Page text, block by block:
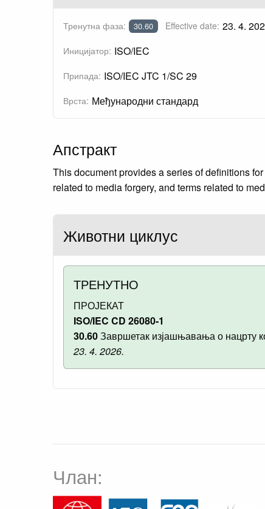
Тренутна фаза: 30.60 Effective date: 23. 4.
Иницијатор: ISO/IEC
Припада: ISO/IEC JTC 1/SC 29
Врста: Међународни стандард
Апстракт
This document provides a series of definitions
related to media forgery, and terms related to
Животни циклус
ТРЕНУТНО
ПРОЈЕКАТ
ISO/IEC CD 26080-1
30.60Завршетак изјашњавања о нацрту
23. 4. 2026.
Члан: